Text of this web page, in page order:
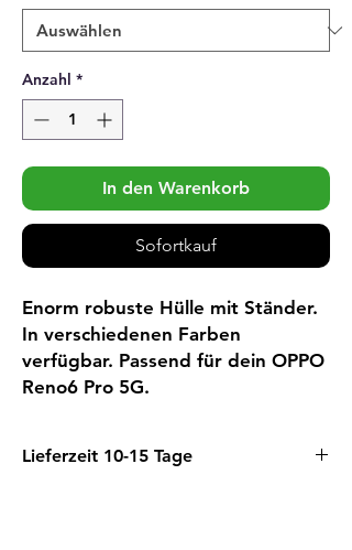
Anzahl *
In den Warenkorb
Sofortkauf
Enorm robuste Hülle mit Ständer.
In verschiedenen Farben
verfügbar. Passend für dein OPPO
Reno6 Pro 5G.
Lieferzeit 10-15 Tage